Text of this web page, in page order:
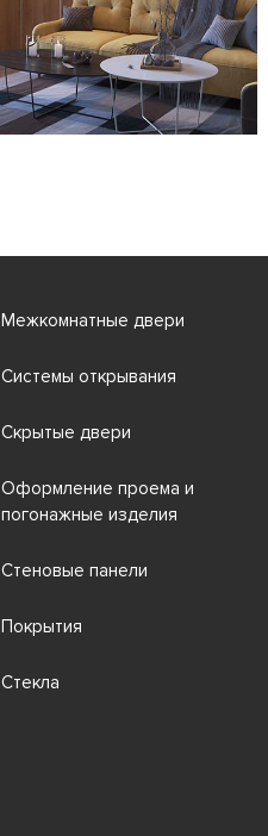
Межкомнатные двери
Системы открывания
Скрытые двери
Оформление проема и
погонажные изделия
Стеновые панели
Покрытия
Стекла